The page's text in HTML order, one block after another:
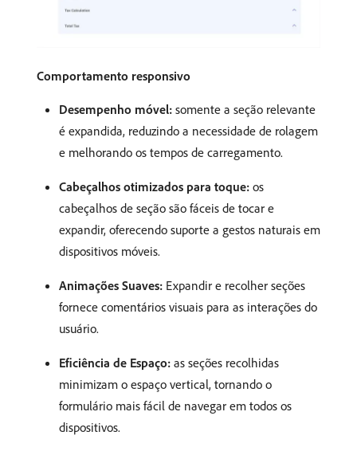
Comportamento responsivo
Desempenho móvel: somente a seção relevante
é expandida, reduzindo a necessidade de rolagem
e melhorando os tempos de carregamento.
Cabeçalhos otimizados para toque: os
cabeçalhos de seção são fáceis de tocar e
expandir, oferecendo suporte a gestos naturais em
dispositivos móveis.
Animações Suaves: Expandir e recolher seções
fornece comentários visuais para as interações do
usuário.
Eficiência de Espaço: as seções recolhidas
minimizam o espaço vertical, tornando o
formulário mais fácil de navegar em todos os
dispositivos.